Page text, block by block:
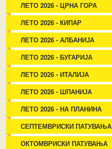
ЛЕТО 2026 - ЦРНА ГОРА
ЛЕТО 2026 - КИПАР
ЛЕТО 2026 - АЛБАНИЈА
ЛЕТО 2026 - БУГАРИЈА
ЛЕТО 2026 - ИТАЛИЈА
ЛЕТО 2026 - ШПАНИЈА
ЛЕТО 2026 - НА ПЛАНИНА
СЕПТЕМВРИСКИ ПАТУВАЊА
ОКТОМВРИСКИ ПАТУВАЊА